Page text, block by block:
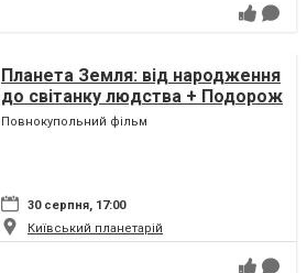
Планета Земля: від народження
до світанку людства + Подорож
сузір'ями (класична програма)
Повнокупольний фільм
30 серпня, 17:00
Київський планетарій